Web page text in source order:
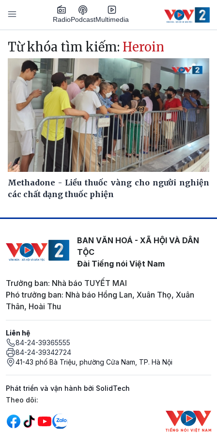
Nhảy đến nội dung
RadioPodcastMultimedia
Main navigation
Từ khóa tìm kiếm: Heroin
Methadone - Liều thuốc vàng cho người nghiện
các chất dạng thuốc phiện
BAN VĂN HOÁ - XÃ HỘI VÀ DÂN
TỘC
Đài Tiếng nói Việt Nam
Trưởng ban: Nhà báo TUYẾT MAI
Phó trưởng ban: Nhà báo Hồng Lan, Xuân Thọ, Xuân
Thân, Hoài Thu
Liên hệ
84-24-39365555
84-24-39342724
41-43 phố Bà Triệu, phường Cửa Nam, TP. Hà Nội
Phát triển và vận hành bởi SolidTech
Mạng xã hội
Theo dõi: